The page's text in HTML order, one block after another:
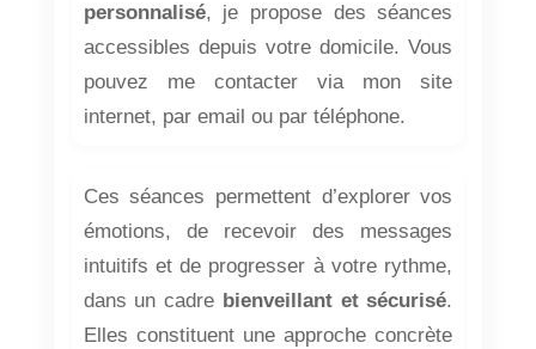
personnalisé, je propose des séances
accessibles depuis votre domicile. Vous
pouvez me contacter via mon site
internet, par email ou par téléphone.
Ces séances permettent d’explorer vos
émotions, de recevoir des messages
intuitifs et de progresser à votre rythme,
dans un cadre bienveillant et sécurisé.
Elles constituent une approche concrète